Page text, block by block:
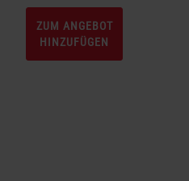
ZUM ANGEBOT
HINZUFÜGEN